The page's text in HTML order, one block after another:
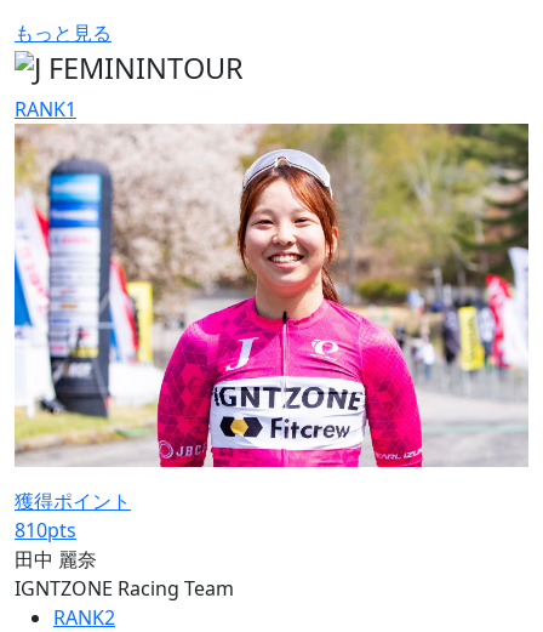
もっと見る
RANK1
獲得ポイント
810pts
田中 麗奈
IGNTZONE Racing Team
RANK2